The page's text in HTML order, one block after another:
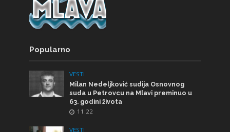
Popularno
VESTI
Milan Nedeljković sudija Osnovnog
suda u Petrovcu na Mlavi preminuo u
63. godini života
11:22
VESTI